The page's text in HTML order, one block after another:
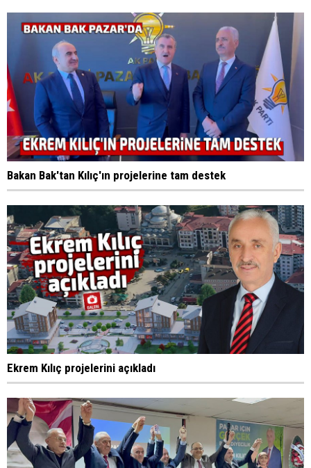
Bakan Bak'tan Kılıç'ın projelerine tam destek
Ekrem Kılıç projelerini açıkladı